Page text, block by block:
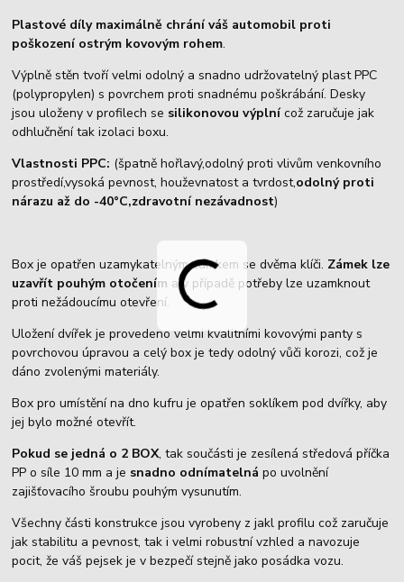
Plastové díly maximálně chrání váš automobil proti
poškození ostrým kovovým rohem.
Výplně stěn tvoří velmi odolný a snadno udržovatelný plast PPC
(polypropylen) s povrchem proti snadnému poškrábání. Desky
jsou uloženy v profilech se silikonovou výplnícož zaručuje jak
odhlučnění tak izolaci boxu.
Vlastnosti PPC: (špatně hořlavý,odolný proti vlivům venkovního
prostředí,vysoká pevnost, houževnatost a tvrdost,odolný proti
nárazu až do -40°C,zdravotní nezávadnost)
Box je opatřen uzamykatelným zámkem se dvěma klíči. Zámek lze
uzavřít pouhým otočením a v případě potřeby lze uzamknout
proti nežádoucímu otevření.
Uložení dvířek je provedeno velmi kvalitními kovovými panty s
povrchovou úpravou a celý box je tedy odolný vůči korozi, což je
dáno zvolenými materiály.
Box pro umístění na dno kufru je opatřen soklíkem pod dvířky, aby
jej bylo možné otevřít.
Pokud se jedná o 2 BOX, tak součásti je zesílená středová příčka
PP o síle 10 mm a je snadno odnímatelná po uvolnění
zajišťovacího šroubu pouhým vysunutím.
Všechny části konstrukce jsou vyrobeny z jakl profilu což zaručuje
jak stabilitu a pevnost, tak i velmi robustní vzhled a navozuje
pocit, že váš pejsek je v bezpečí stejně jako posádka vozu.